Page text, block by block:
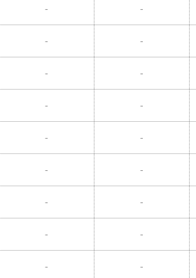
- -
- -
- -
- -
- -
- -
- -
- -
- -